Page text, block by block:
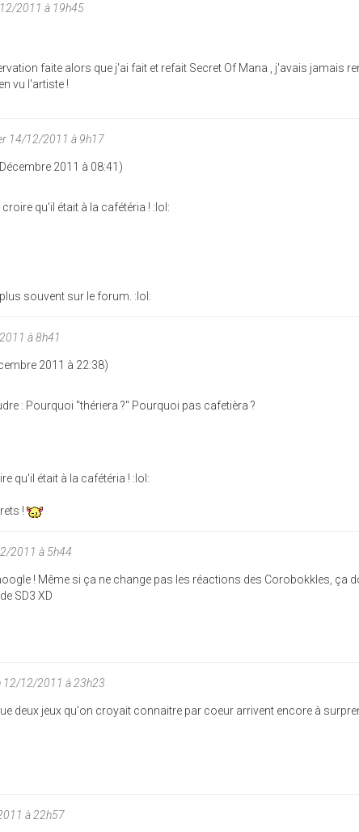
2011 à 19h45
faite alors que j'ai fait et refait Secret Of Mana , j'avais jamais
vu l'artiste !
14/12/2011 à 9h17
2011 à 08:41)
qu'il était à la cafétéria ! :lol:
souvent sur le forum. :lol:
à 8h41
2011 à 22:38)
: Pourquoi "thériera ?" Pourquoi pas cafetièra ?
qu'il était à la cafétéria ! :lol:
!
2011 à 5h44
! Même si ça ne change pas les réactions des Corobokkles, ça
SD3 XD
12/12/2011 à 23h23
deux jeux qu'on croyait connaitre par coeur arrivent encore à
à 22h57